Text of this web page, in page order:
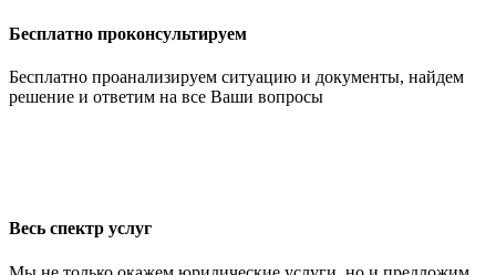
Бесплатно проконсультируем
Бесплатно проанализируем ситуацию и документы, найдем
решение и ответим на все Ваши вопросы
Весь спектр услуг